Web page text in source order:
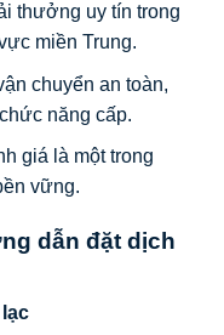
thưởng uy tín trong
miền Trung.
chuyển an toàn,
năng cấp.
giá là một trong
vững.
dẫn đặt dịch